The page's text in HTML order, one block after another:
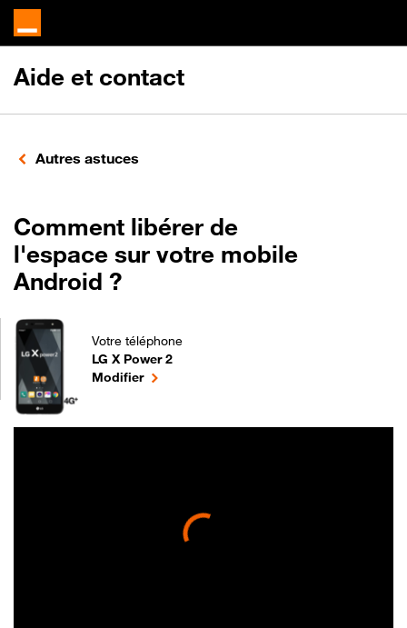
Aide et contact
Autres astuces
Comment libérer de
l'espace sur votre mobile
Android ?
Votre téléphone
LG X Power 2
Comment libérer de l'espace sur votre mobile
Modifierle téléphone sélectionné